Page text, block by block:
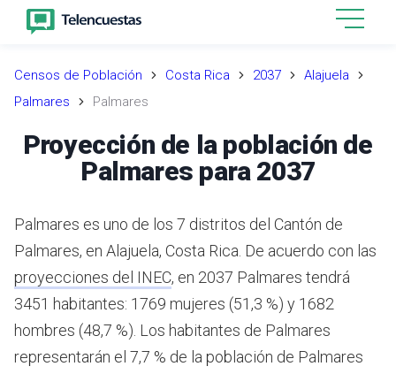
Censos de Población Costa Rica 2037
Alajuela
Palmares
Palmares
Proyección de la población de
Palmares para 2037
Palmares es uno de los 7 distritos del Cantón de
Palmares, en Alajuela, Costa Rica. De acuerdo con las
proyecciones del INEC, en 2037 Palmares tendrá
3451 habitantes: 1769 mujeres (51,3 %) y 1682
hombres (48,7 %). Los habitantes de Palmares
representarán el 7,7 % de la población de Palmares